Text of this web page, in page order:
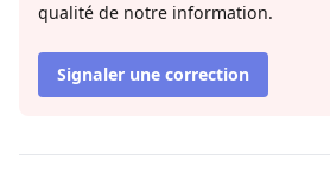
qualité de notre information.
Signaler une correction